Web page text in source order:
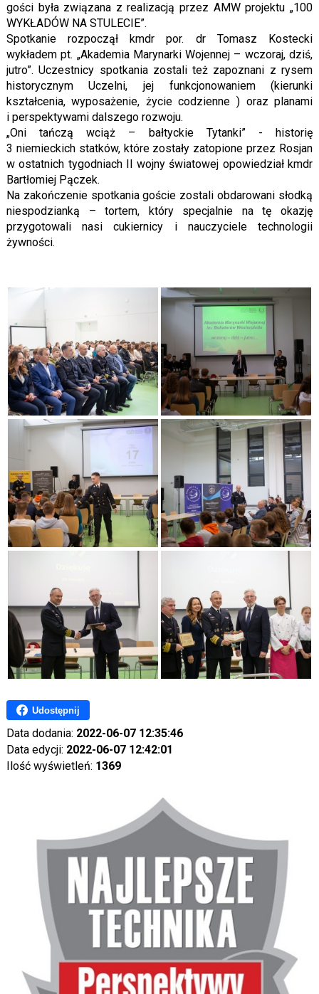
gości była związana z realizacją przez AMW projektu „100
WYKŁADÓW NA STULECIE”.
Spotkanie rozpoczął kmdr por. dr Tomasz Kostecki
wykładem pt. „Akademia Marynarki Wojennej – wczoraj, dziś,
jutro”. Uczestnicy spotkania zostali też zapoznani z rysem
historycznym Uczelni, jej funkcjonowaniem (kierunki
kształcenia, wyposażenie, życie codzienne ) oraz planami
i perspektywami dalszego rozwoju.
„Oni tańczą wciąż – bałtyckie Tytanki” - historię
3 niemieckich statków, które zostały zatopione przez Rosjan
w ostatnich tygodniach II wojny światowej opowiedział kmdr
Bartłomiej Pączek.
Na zakończenie spotkania goście zostali obdarowani słodką
niespodzianką – tortem, który specjalnie na tę okazję
przygotowali nasi cukiernicy i nauczyciele technologii
żywności.
Udostępnij
Data dodania: 2022-06-07 12:35:46
Data edycji: 2022-06-07 12:42:01
Ilość wyświetleń: 1369